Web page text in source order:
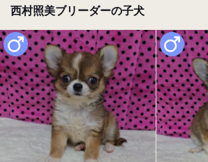
西村照美ブリーダーの子犬